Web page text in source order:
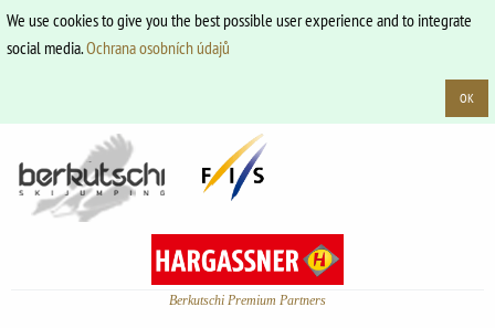
We use cookies to give you the best possible user experience and to integrate
social media.Ochrana osobních údajů
OK
Berkutschi Premium Partners